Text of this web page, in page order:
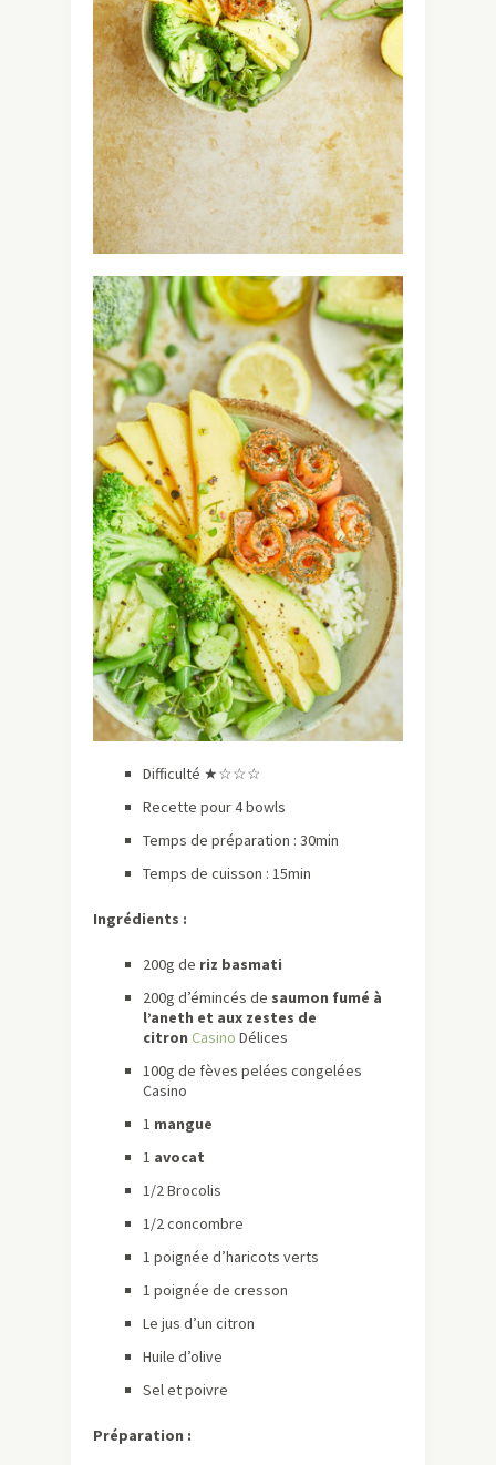
Difficulté ★☆☆☆
Recette pour 4 bowls
Temps de préparation : 30min
Temps de cuisson : 15min
Ingrédients :
200g de riz basmati
200g d’émincés de saumon fumé à
l’aneth et aux zestes de
citron Casino Délices
100g de fèves pelées congelées
Casino
1 mangue
1 avocat
1/2 Brocolis
1/2 concombre
1 poignée d’haricots verts
1 poignée de cresson
Le jus d’un citron
Huile d’olive
Sel et poivre
Préparation :